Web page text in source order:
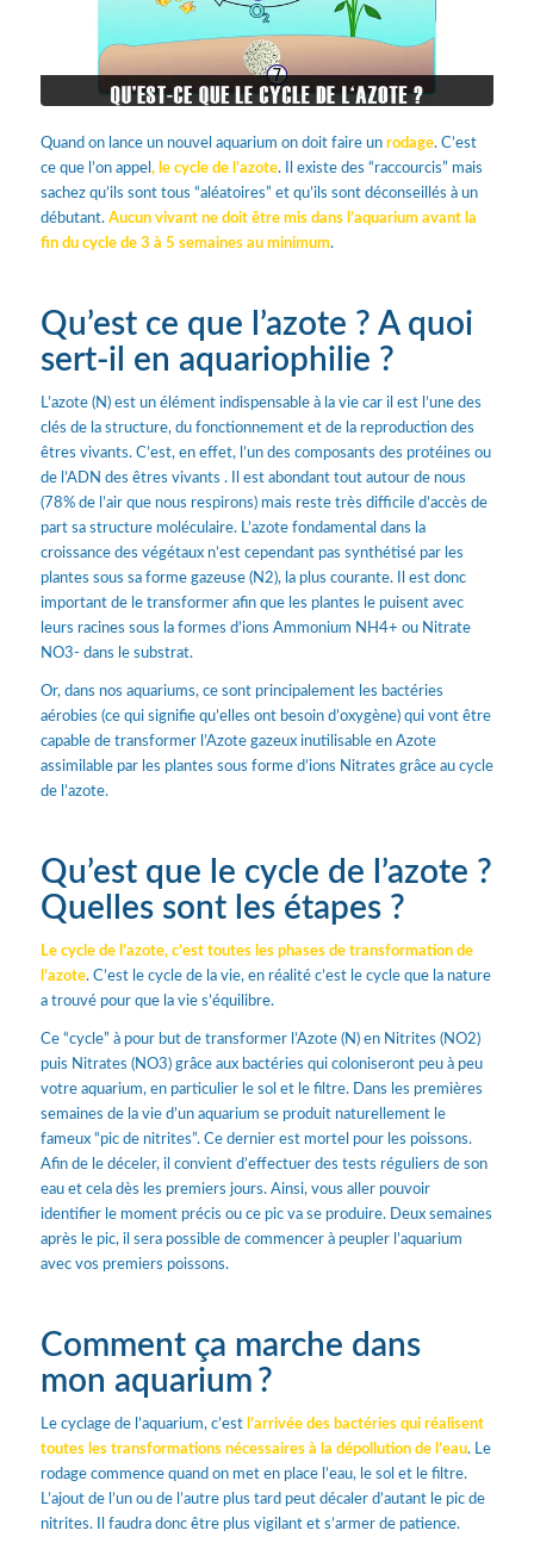
Quand on lance un nouvel aquarium on doit faire un rodage. C’est
ce que l’on appel , le cycle de l’azote. Il existe des “raccourcis” mais
sachez qu’ils sont tous “aléatoires” et qu’ils sont déconseillés à un
débutant. Aucun vivant ne doit être mis dans l’aquarium avant la
fin du cycle de 3 à 5 semaines au minimum.
Qu’est ce que l’azote ? A quoi
sert-il en aquariophilie ?
L’azote (N) est un élément indispensable à la vie car il est l’une des
clés de la structure, du fonctionnement et de la reproduction des
êtres vivants. C’est, en effet, l’un des composants des protéines ou
de l’ADN des êtres vivants . Il est abondant tout autour de nous
(78% de l’air que nous respirons) mais reste très difficile d’accès de
part sa structure moléculaire. L’azote fondamental dans la
croissance des végétaux n’est cependant pas synthétisé par les
plantes sous sa forme gazeuse (N2), la plus courante. Il est donc
important de le transformer afin que les plantes le puisent avec
leurs racines sous la formes d’ions Ammonium NH4+ ou Nitrate
NO3- dans le substrat.
Or, dans nos aquariums, ce sont principalement les bactéries
aérobies (ce qui signifie qu’elles ont besoin d’oxygène) qui vont être
capable de transformer l’Azote gazeux inutilisable en Azote
assimilable par les plantes sous forme d’ions Nitrates grâce au cycle
de l’azote.
Qu’est que le cycle de l’azote ?
Quelles sont les étapes ?
Le cycle de l’azote, c’est toutes les phases de transformation de
l’azote. C’est le cycle de la vie, en réalité c’est le cycle que la nature
a trouvé pour que la vie s’équilibre.
Ce “cycle” à pour but de transformer l’Azote (N) en Nitrites (NO2)
puis Nitrates (NO3) grâce aux bactéries qui coloniseront peu à peu
votre aquarium, en particulier le sol et le filtre. Dans les premières
semaines de la vie d’un aquarium se produit naturellement le
fameux “pic de nitrites”. Ce dernier est mortel pour les poissons.
Afin de le déceler, il convient d’effectuer des tests réguliers de son
eau et cela dès les premiers jours. Ainsi, vous aller pouvoir
identifier le moment précis ou ce pic va se produire. Deux semaines
après le pic, il sera possible de commencer à peupler l’aquarium
avec vos premiers poissons.
Comment ça marche dans
mon aquarium ?
Le cyclage de l’aquarium, c’est l’arrivée des bactéries qui réalisent
toutes les transformations nécessaires à la dépollution de l’eau. Le
rodage commence quand on met en place l’eau, le sol et le filtre.
L’ajout de l’un ou de l’autre plus tard peut décaler d’autant le pic de
nitrites. Il faudra donc être plus vigilant et s’armer de patience.